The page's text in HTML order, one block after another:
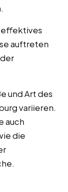
effektives
auftreten
und Art des
variieren.
auch
die